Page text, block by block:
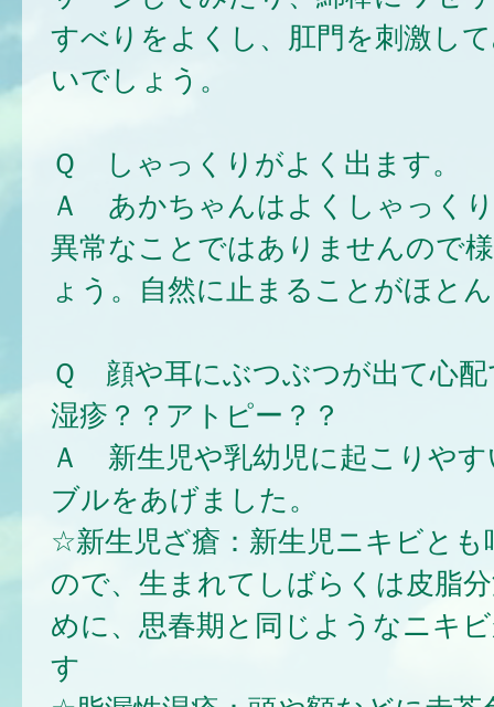
すべりをよくし、肛門を刺激し
いでしょう。
Ｑ しゃっくりがよく出ます。
Ａ あかちゃんはよくしゃっく
異常なことではありませんので
ょう。自然に止まることがほと
Ｑ 顔や耳にぶつぶつが出て心配
湿疹？？アトピー？？
Ａ 新生児や乳幼児に起こりや
ブルをあげました。
☆新生児ざ瘡：新生児ニキビと
ので、生まれてしばらくは皮脂
めに、思春期と同じようなニキ
す